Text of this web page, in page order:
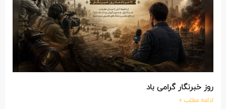
روز خبرنگار گرامی باد
ادامه مطلب »